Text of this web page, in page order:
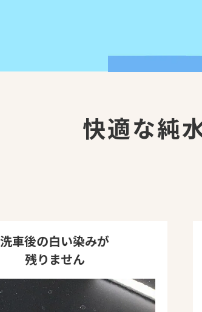
快適な純
洗車後の白い染みが
残りません